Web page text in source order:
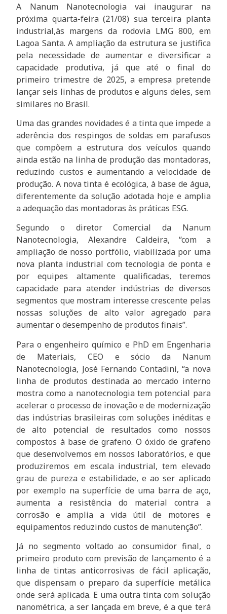
A Nanum Nanotecnologia vai inaugurar na
próxima quarta-feira (21/08) sua terceira planta
industrial,às margens da rodovia LMG 800, em
Lagoa Santa. A ampliação da estrutura se justifica
pela necessidade de aumentar e diversificar a
capacidade produtiva, já que até o final do
primeiro trimestre de 2025, a empresa pretende
lançar seis linhas de produtos e alguns deles, sem
similares no Brasil.
Uma das grandes novidades é a tinta que impede a
aderência dos respingos de soldas em parafusos
que compõem a estrutura dos veículos quando
ainda estão na linha de produção das montadoras,
reduzindo custos e aumentando a velocidade de
produção. A nova tinta é ecológica, à base de água,
diferentemente da solução adotada hoje e amplia
a adequação das montadoras às práticas ESG.
Segundo o diretor Comercial da Nanum
Nanotecnologia, Alexandre Caldeira, “com a
ampliação de nosso portfólio, viabilizada por uma
nova planta industrial com tecnologia de ponta e
por equipes altamente qualificadas, teremos
capacidade para atender indústrias de diversos
segmentos que mostram interesse crescente pelas
nossas soluções de alto valor agregado para
aumentar o desempenho de produtos finais”.
Para o engenheiro químico e PhD em Engenharia
de Materiais, CEO e sócio da Nanum
Nanotecnologia, José Fernando Contadini, “a nova
linha de produtos destinada ao mercado interno
mostra como a nanotecnologia tem potencial para
acelerar o processo de inovação e de modernização
das indústrias brasileiras com soluções inéditas e
de alto potencial de resultados como nossos
compostos à base de grafeno. O óxido de grafeno
que desenvolvemos em nossos laboratórios, e que
produziremos em escala industrial, tem elevado
grau de pureza e estabilidade, e ao ser aplicado
por exemplo na superfície de uma barra de aço,
aumenta a resistência do material contra a
corrosão e amplia a vida útil de motores e
equipamentos reduzindo custos de manutenção”.
Já no segmento voltado ao consumidor final, o
primeiro produto com previsão de lançamento é a
linha de tintas anticorrosivas de fácil aplicação,
que dispensam o preparo da superfície metálica
onde será aplicada. E uma outra tinta com solução
nanométrica, a ser lançada em breve, é a que terá